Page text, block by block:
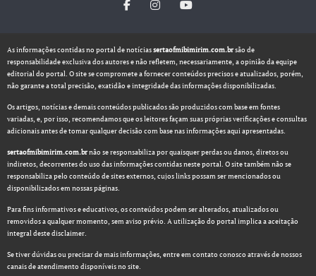
As informações contidas no portal de notíciassertaofmibimirim.com.brsão de
responsabilidade exclusiva dos autores e não refletem, necessariamente, a opinião da equipe
editorial do portal. O site se compromete a fornecer conteúdos precisos e atualizados, porém,
não garante a total precisão, exatidão e integridade das informações disponibilizadas.
Os artigos, notícias e demais conteúdos publicados são produzidos com base em fontes
variadas, e, por isso, recomendamos que os leitores façam suas próprias verificações e consultas
adicionais antes de tomar qualquer decisão com base nas informações aqui apresentadas.
sertaofmibimirim.com.brnão se responsabiliza por quaisquer perdas ou danos, diretos ou
indiretos, decorrentes do uso das informações contidas neste portal. O site também não se
responsabiliza pelo conteúdo de sites externos, cujos links possam ser mencionados ou
disponibilizados em nossas páginas.
Para fins informativos e educativos, os conteúdos podem ser alterados, atualizados ou
removidos a qualquer momento, sem aviso prévio. A utilização do portal implica a aceitação
integral deste disclaimer.
Se tiver dúvidas ou precisar de mais informações, entre em contato conosco através de nossos
canais de atendimento disponíveis no site.